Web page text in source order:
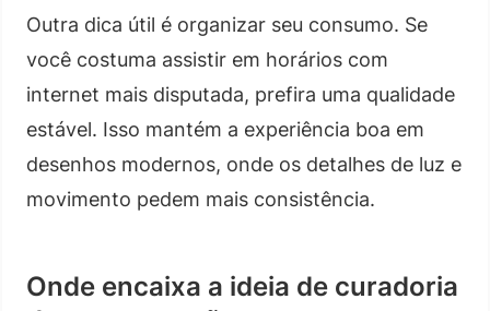
Outra dica útil é organizar seu consumo. Se
você costuma assistir em horários com
internet mais disputada, prefira uma qualidade
estável. Isso mantém a experiência boa em
desenhos modernos, onde os detalhes de luz e
movimento pedem mais consistência.
Onde encaixa a ideia de curadoria